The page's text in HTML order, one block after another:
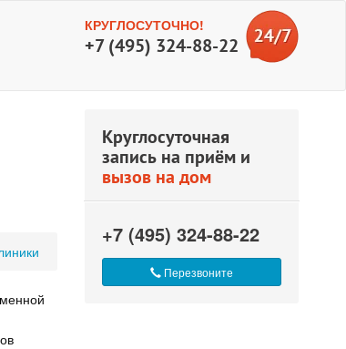
КРУГЛОСУТОЧНО!
+7 (495) 324-88-22
Круглосуточная
запись на приём и
вызов на дом
+7 (495) 324-88-22
Перезвоните